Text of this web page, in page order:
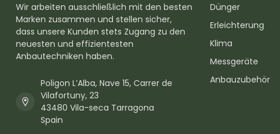
Wir arbeiten ausschließlich mit den besten
Marken zusammen und stellen sicher,
dass unsere Kunden stets Zugang zu den
neuesten und effizientesten
Anbautechniken haben.
Poligon L’Alba, Nave 15, Carrer de
Vilafortuny, 23
43480 Vila-seca Tarragona
Spain
Dünger
Erleichterung
Klima
Messgeräte
Anbauzubehör